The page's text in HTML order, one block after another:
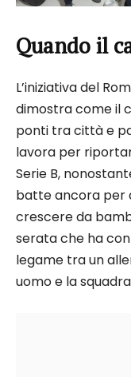
Quando il
L’iniziativa del
dimostra come il
ponti tra città e
lavora per
Serie B,
batte ancora per
crescere da
serata che ha
legame tra un
uomo e la